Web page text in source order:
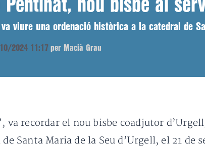
Pentinat, nou bisbe al
viure una ordenació històrica a la catedral de
2024 11:17 per Macià Grau
va recordar el nou bisbe coadjutor
Santa Maria de la Seu d’Urgell, el 21